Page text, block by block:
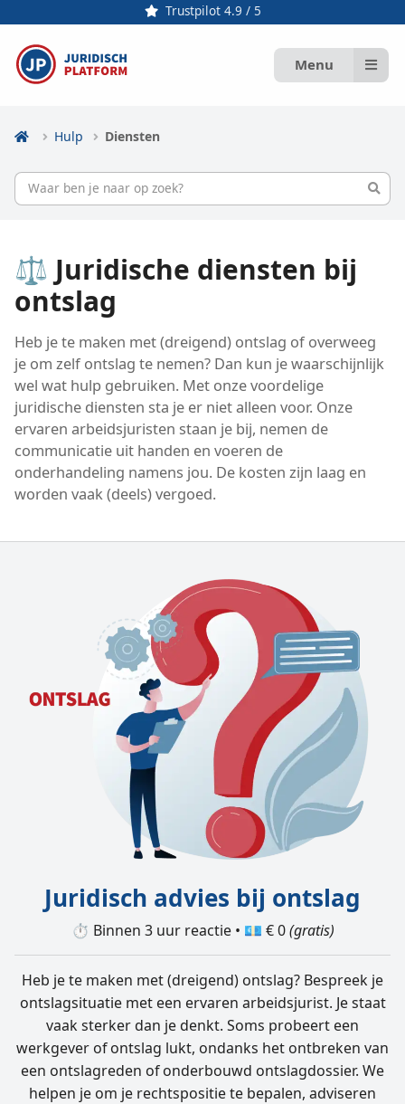
Trustpilot 4.9 / 5
Menu
Hulp Diensten
⚖️ Juridische diensten bij
ontslag
Heb je te maken met (dreigend) ontslag of overweeg
je om zelf ontslag te nemen? Dan kun je waarschijnlijk
wel wat hulp gebruiken. Met onze voordelige
juridische diensten sta je er niet alleen voor. Onze
ervaren arbeidsjuristen staan je bij, nemen de
communicatie uit handen en voeren de
onderhandeling namens jou. De kosten zijn laag en
worden vaak (deels) vergoed.
Juridisch advies bij ontslag
⏱️ Binnen 3 uur reactie • 💶 € 0(gratis)
Heb je te maken met (dreigend) ontslag? Bespreek je
ontslagsituatie met een ervaren arbeidsjurist. Je staat
vaak sterker dan je denkt. Soms probeert een
werkgever of ontslag lukt, ondanks het ontbreken van
een ontslagreden of onderbouwd ontslagdossier. We
helpen je om je rechtspositie te bepalen, adviseren